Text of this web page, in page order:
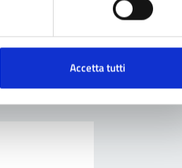
Accetta tutti